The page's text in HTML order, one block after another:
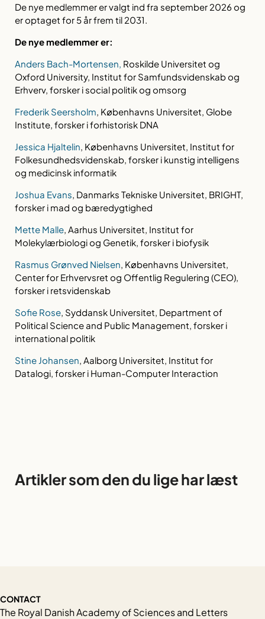
De nye medlemmer er valgt ind fra september 2026 og
er optaget for 5 år frem til 2031.
De nye medlemmer er:
Anders Bach-Mortensen, Roskilde Universitet og
Oxford University, Institut for Samfundsvidenskab og
Erhverv, forsker i social politik og omsorg
Frederik Seersholm , Københavns Universitet, Globe
Institute, forsker i forhistorisk DNA
Jessica Hjaltelin , Københavns Universitet, Institut for
Folkesundhedsvidenskab, forsker i kunstig intelligens
og medicinsk informatik
Joshua Evans , Danmarks Tekniske Universitet, BRIGHT,
forsker i mad og bæredygtighed
Mette Malle , Aarhus Universitet, Institut for
Molekylærbiologi og Genetik, forsker i biofysik
Rasmus Grønved Nielsen , Københavns Universitet,
Center for Erhvervsret og Offentlig Regulering (CEO),
forsker i retsvidenskab
Sofie Rose , Syddansk Universitet, Department of
Political Science and Public Management, forsker i
international politik
Stine Johansen , Aalborg Universitet, Institut for
Datalogi, forsker i Human-Computer Interaction
Artikler som den du lige har læst
CONTACT
The Royal Danish Academy of Sciences and Letters